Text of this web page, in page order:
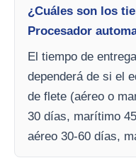
¿Cuáles son los
Procesador
El tiempo de
dependerá de si el
de flete (aéreo o
30 días, marítimo
aéreo 30-60 días,